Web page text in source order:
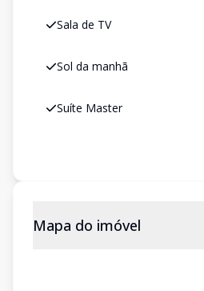
Sala de TV
Sol da manhã
Suíte Master
Mapa do imóvel